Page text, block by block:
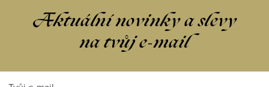
Aktuální novinky a slevy
na tvůj e-mail